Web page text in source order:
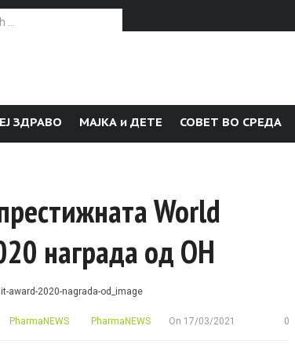
ЗДРАВО МАЈКА и ДЕТЕ СОВЕТ ВО СРЕДА
World
награда од ОН
PharmaNEWS PharmaNEWS On 17/03/2021 0